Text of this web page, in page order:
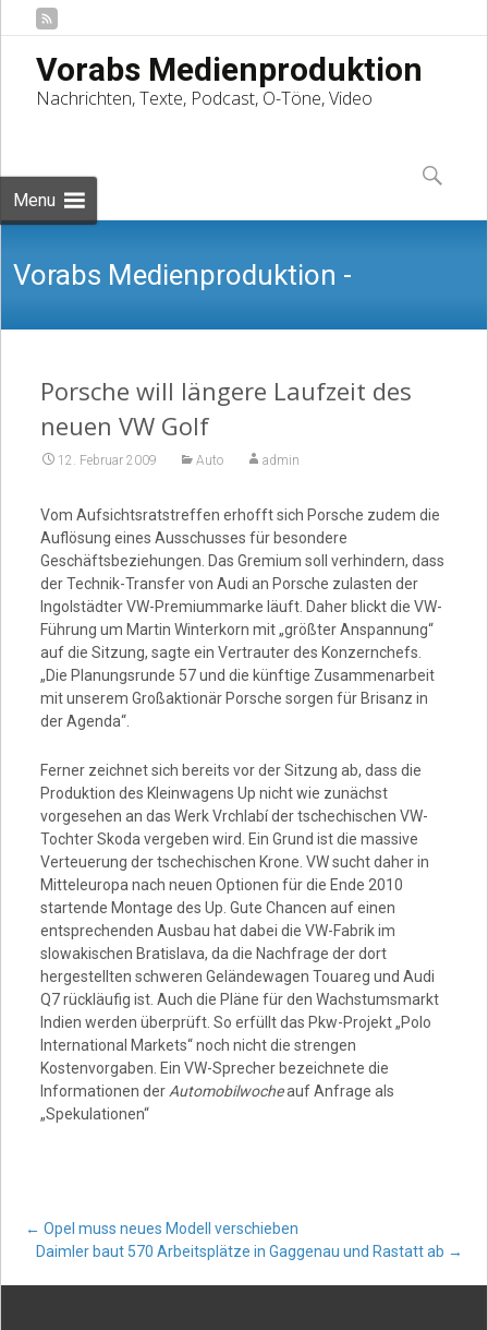
Vorabs Medienproduktion
Nachrichten, Texte, Podcast, O-Töne, Video
Menu
to
content
Suchen
nach:
Vorabs Medienproduktion -
Nachrichten, Texte, Podcast, O-Töne,
Porsche will längere Laufzeit des
neuen VW Golf
12. Februar 2009 Auto admin
Vom Aufsichtsratstreffen erhofft sich Porsche zudem die
Auflösung eines Ausschusses für besondere
Geschäftsbeziehungen. Das Gremium soll verhindern, dass
der Technik-Transfer von Audi an Porsche zulasten der
Ingolstädter VW-Premiummarke läuft. Daher blickt die VW-
Führung um Martin Winterkorn mit „größter Anspannung“
auf die Sitzung, sagte ein Vertrauter des Konzernchefs.
„Die Planungsrunde 57 und die künftige Zusammenarbeit
mit unserem Großaktionär Porsche sorgen für Brisanz in
der Agenda“.
Ferner zeichnet sich bereits vor der Sitzung ab, dass die
Produktion des Kleinwagens Up nicht wie zunächst
vorgesehen an das Werk Vrchlabí der tschechischen VW-
Tochter Skoda vergeben wird. Ein Grund ist die massive
Verteuerung der tschechischen Krone. VW sucht daher in
Mitteleuropa nach neuen Optionen für die Ende 2010
startende Montage des Up. Gute Chancen auf einen
entsprechenden Ausbau hat dabei die VW-Fabrik im
slowakischen Bratislava, da die Nachfrage der dort
hergestellten schweren Geländewagen Touareg und Audi
Q7 rückläufig ist. Auch die Pläne für den Wachstumsmarkt
Indien werden überprüft. So erfüllt das Pkw-Projekt „Polo
International Markets“ noch nicht die strengen
Kostenvorgaben. Ein VW-Sprecher bezeichnete die
Informationen der Automobilwocheauf Anfrage als
„Spekulationen“
Post
← Opel muss neues Modell verschieben
Daimler baut 570 Arbeitsplätze in Gaggenau und Rastatt ab →